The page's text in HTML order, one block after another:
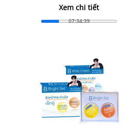
Xem chi tiết
07:34:37